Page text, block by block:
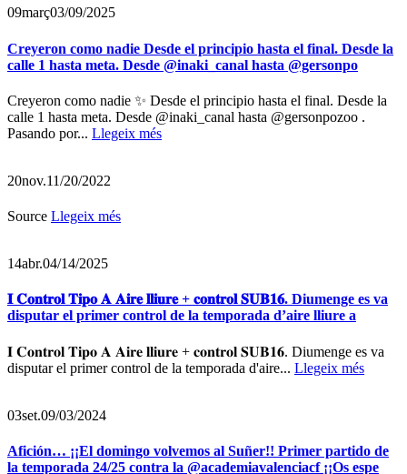
09març03/09/2025
Creyeron como nadie Desde el principio hasta el final. Desde la
calle 1 hasta meta. Desde @inaki_canal hasta @gersonpo
Creyeron como nadie ✨ Desde el principio hasta el final. Desde la
calle 1 hasta meta. Desde @inaki_canal hasta @gersonpozoo .
Pasando por... Llegeix més
20nov.11/20/2022
Source Llegeix més
14abr.04/14/2025
𝐈 𝐂𝐨𝐧𝐭𝐫𝐨𝐥 𝐓𝐢𝐩𝐨 𝐀 𝐀𝐢𝐫𝐞 𝐥𝐥𝐢𝐮𝐫𝐞 + 𝐜𝐨𝐧𝐭𝐫𝐨𝐥 𝐒𝐔𝐁𝟏𝟔. Diumenge es va
disputar el primer control de la temporada d’aire lliure a
𝐈 𝐂𝐨𝐧𝐭𝐫𝐨𝐥 𝐓𝐢𝐩𝐨 𝐀 𝐀𝐢𝐫𝐞 𝐥𝐥𝐢𝐮𝐫𝐞 + 𝐜𝐨𝐧𝐭𝐫𝐨𝐥 𝐒𝐔𝐁𝟏𝟔. Diumenge es va
disputar el primer control de la temporada d'aire... Llegeix més
03set.09/03/2024
Afición… ¡¡El domingo volvemos al Suñer!! Primer partido de
la temporada 24/25 contra la @academiavalenciacf ¡¡Os espe